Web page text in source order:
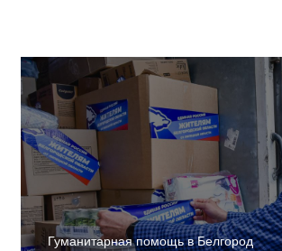
Гуманитарная помощь в Белгород